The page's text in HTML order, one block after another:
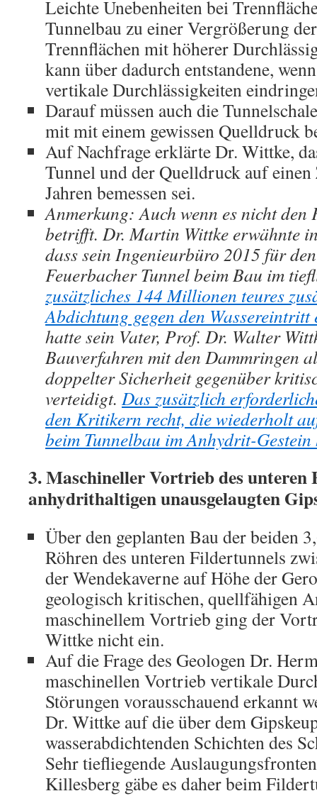
Leichte Unebenheiten bei
Tunnelbau zu einer Vergrößerung
Trennflächen mit höherer
kann über dadurch entstandene,
vertikale Durchlässigkeiten
Darauf müssen auch die
mit mit einem gewissen Quelldruck
Auf Nachfrage erklärte Dr. Wittke,
Tunnel und der Quelldruck auf
Jahren bemessen sei.
Anmerkung: Auch wenn es nicht
betrifft. Dr. Martin Wittke erwähnte
dass sein Ingenieurbüro 2015 für
Feuerbacher Tunnel beim Bau im
zusätzliches 144 Millionen teures
Abdichtung gegen den Wassereintritt
hatte sein Vater, Prof. Dr. Walter
Bauverfahren mit den Dammringen
doppelter Sicherheit gegenüber
verteidigt.Das zusätzlich
den Kritikern recht, die wiederholt
beim Tunnelbau im Anhydrit-Gestein
3. Maschineller Vortrieb des
anhydrithaltigen unausgelaugten
Über den geplanten Bau der beiden
Röhren des unteren Fildertunnels
der Wendekaverne auf Höhe der
geologisch kritischen, quellfähigen
maschinellem Vortrieb ging der
Wittke nicht ein.
Auf die Frage des Geologen Dr.
maschinellen Vortrieb vertikale
Störungen vorausschauend erkannt
Dr. Wittke auf die über dem
wasserabdichtenden Schichten des
Sehr tiefliegende
Killesberg gäbe es daher beim